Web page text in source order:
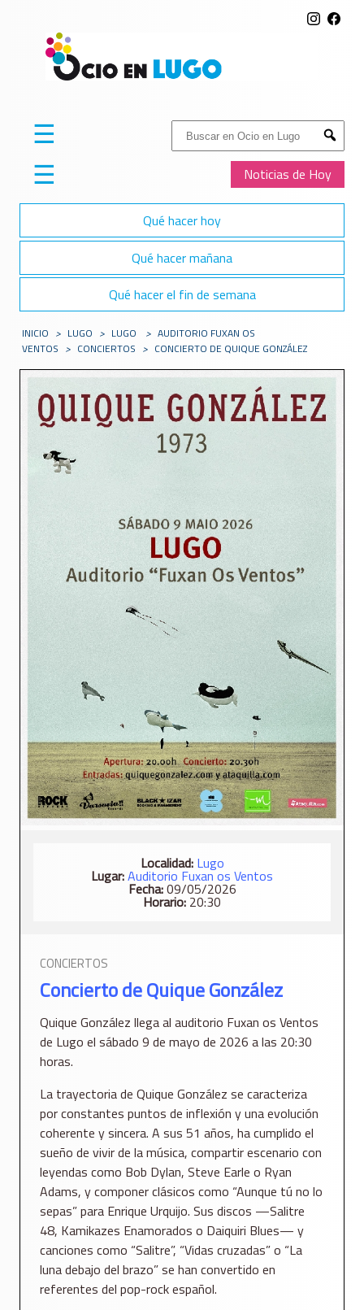
Buscar:
Submit
Noticias de Hoy
☰
☰
Qué hacer hoy
Qué hacer mañana
Qué hacer el fin de semana
INICIO > LUGO > LUGO > AUDITORIO FUXAN OS
VENTOS > CONCIERTOS > CONCIERTO DE QUIQUE GONZÁLEZ
Localidad: Lugo
Lugar:Auditorio Fuxan os Ventos
Fecha:09/05/2026
Horario: 20:30
CONCIERTOS
Concierto de Quique González
Quique González llega al auditorio Fuxan os Ventos
de Lugo el sábado 9 de mayo de 2026 a las 20:30
horas.
La trayectoria de Quique González se caracteriza
por constantes puntos de inflexión y una evolución
coherente y sincera. A sus 51 años, ha cumplido el
sueño de vivir de la música, compartir escenario con
leyendas como Bob Dylan, Steve Earle o Ryan
Adams, y componer clásicos como “Aunque tú no lo
sepas” para Enrique Urquijo. Sus discos —Salitre
48, Kamikazes Enamorados o Daiquiri Blues— y
canciones como “Salitre”, “Vidas cruzadas” o “La
luna debajo del brazo” se han convertido en
referentes del pop-rock español.